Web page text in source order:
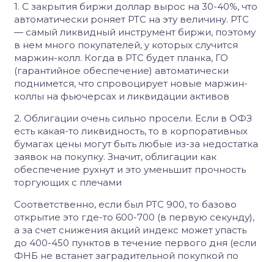
1. С закрытия биржи доллар вырос на 30-40%, что
автоматически роняет РТС на эту величину. РТС
— самый ликвидный инструмент биржи, поэтому
в нем много покупателей, у которых случится
маржин-колл. Когда в РТС будет планка, ГО
(гарантийное обеспечение) автоматически
поднимется, что спровоцирует новые маржин-
коллы на фьючерсах и ликвидации активов
2. Облигации очень сильно просели. Если в ОФЗ
есть какая-то ликвидность, то в корпоративных
бумагах цены могут быть любые из-за недостатка
заявок на покупку. Значит, облигации как
обеспечение рухнут и это уменьшит прочность
торгующих с плечами
Соответственно, если был РТС 900, то базово
открытие это где-то 600-700 (в первую секунду),
а за счет снижения акций индекс может упасть
до 400-450 пунктов в течение первого дня (если
ФНБ не встанет заградительной покупкой по